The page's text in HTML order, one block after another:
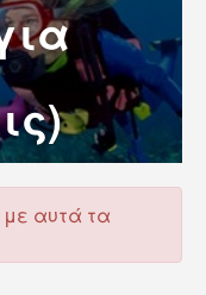
αυτά τα